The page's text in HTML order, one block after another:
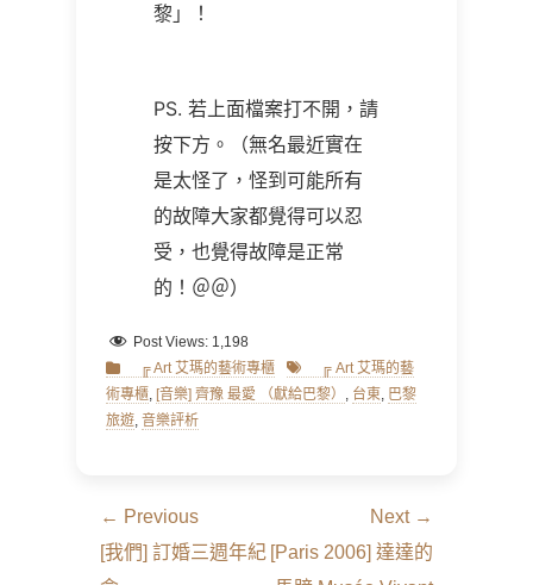
黎」！
PS. 若上面檔案打不開，請
按下方。（無名最近實在
是太怪了，怪到可能所有
的故障大家都覺得可以忍
受，也覺得故障是正常
的！＠＠）
Post Views: 1,198
Categories
╔ Art 艾瑪的藝術專櫃 Tags ╔ Art 艾瑪的藝
術專櫃, [音樂] 齊豫 最愛 （獻給巴黎） , 台東, 巴黎
旅遊, 音樂評析
文
章
導
← Previous
Previous
[我們] 訂婚三週年紀
Next →
Next
[Paris 2006] 達達的